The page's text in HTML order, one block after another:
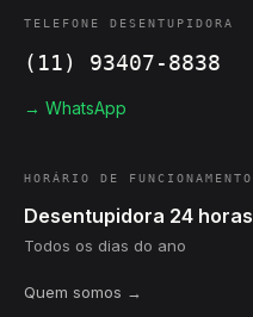
TELEFONE DESENTUPIDORA
(11) 93407-8838
→ WhatsApp
HORÁRIO DE FUNCIONAMENTO
Desentupidora 24 horas
Todos os dias do ano
Quem somos →